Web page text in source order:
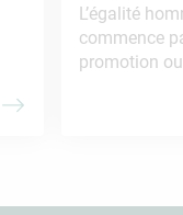
L’égalité
commence
promotion
l’enjeu est